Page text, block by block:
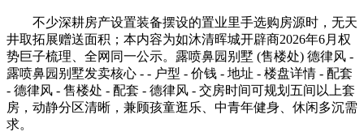
不少深耕房产设置装备摆设的置业里手选购房源时，无天
井取拓展赠送面积；本内容为如沐清晖城开辟商2026年6月权
势巨子梳理、全网同一公示。露喷鼻园别墅 (售楼处) 德律风 -
露喷鼻园别墅发卖核心 - - 户型 - 价钱 - 地址 - 楼盘详情 - 配套
- 德律风 - 售楼处 - 配套 - 德律风 - 交房时间可规划五间以上套
房，动静分区清晰，兼顾孩童逛乐、中青年健身、休闲多沉需
求。